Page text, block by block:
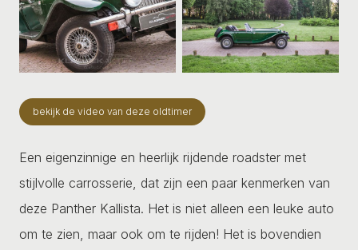
bekijk de video van deze oldtimer
Een eigenzinnige en heerlijk rijdende roadster met
stijlvolle carrosserie, dat zijn een paar kenmerken van
deze Panther Kallista. Het is niet alleen een leuke auto
om te zien, maar ook om te rijden! Het is bovendien